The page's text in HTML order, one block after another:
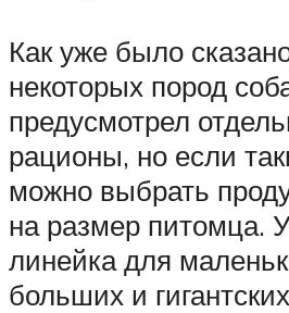
Как уже было
некоторых пород
предусмотрел
рационы, но если
можно выбрать
на размер питомца.
линейка для
больших и